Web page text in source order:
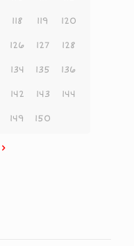
118 119 120
126 127 128
134 135 136
142 143 144
149 150